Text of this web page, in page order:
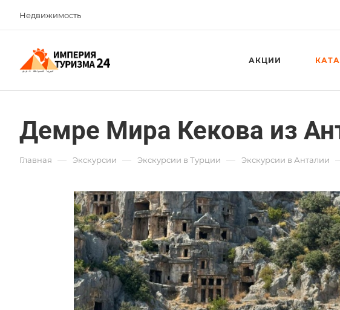
Недвижимость
АКЦИИ
Демре Мира Кекова из
Главная — Экскурсии — Экскурсии в Турции — Экскурсии в Анталии